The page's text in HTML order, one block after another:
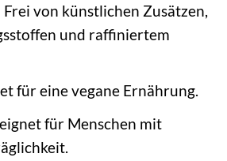
Frei von künstlichen Zusätzen,
und raffiniertem
für eine vegane Ernährung.
für Menschen mit